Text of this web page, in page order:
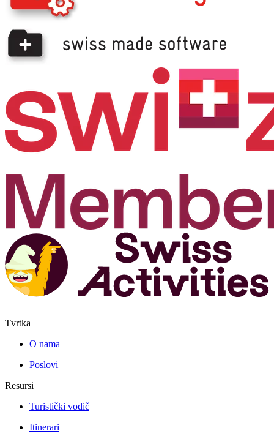
Tvrtka
O nama
Poslovi
Resursi
Turistički vodič
Itinerari